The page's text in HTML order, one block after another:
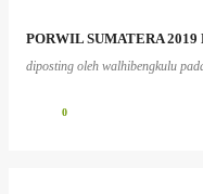
PORWIL SUMATERA
diposting oleh walhibengkulu
0